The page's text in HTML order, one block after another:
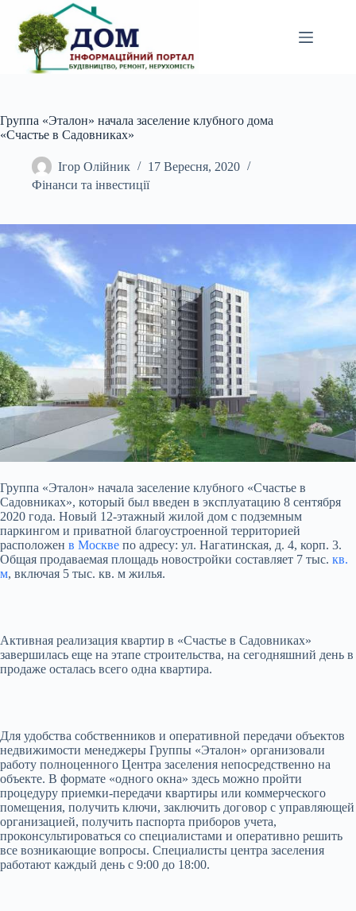
вмісту
Группа «Эталон» начала заселение клубного дома
«Счастье в Садовниках»
Ігор Олійник
17 Вересня, 2020
Фінанси та інвестиції
Группа «Эталон» начала заселение клубного «Счастье в
Садовниках», который был введен в эксплуатацию 8 сентября
2020 года. Новый 12-этажный жилой дом с подземным
паркингом и приватной благоустроенной территорией
расположен в Москве по адресу: ул. Нагатинская, д. 4, корп. 3.
Общая продаваемая площадь новостройки составляет 7 тыс. кв.
м, включая 5 тыс. кв. м жилья.
Активная реализация квартир в «Счастье в Садовниках»
завершилась еще на этапе строительства, на сегодняшний день в
продаже осталась всего одна квартира.
Для удобства собственников и оперативной передачи объектов
недвижимости менеджеры Группы «Эталон» организовали
работу полноценного Центра заселения непосредственно на
объекте. В формате «одного окна» здесь можно пройти
процедуру приемки-передачи квартиры или коммерческого
помещения, получить ключи, заключить договор с управляющей
организацией, получить паспорта приборов учета,
проконсультироваться со специалистами и оперативно решить
все возникающие вопросы. Специалисты центра заселения
работают каждый день с 9:00 до 18:00.